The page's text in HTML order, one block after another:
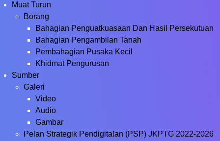
Muat Turun
Borang
Bahagian Penguatkuasaan Dan Hasil Persekutuan
Bahagian Pengambilan Tanah
Pembahagian Pusaka Kecil
Khidmat Pengurusan
Sumber
Galeri
Video
Audio
Gambar
Pelan Strategik Pendigitalan (PSP) JKPTG 2022-2026